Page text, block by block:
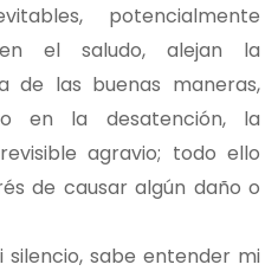
potencialmente
el saludo, alejan la
de las buenas maneras,
en la desatención, la
agravio; todo ello
de causar algún daño o
silencio, sabe entender mi